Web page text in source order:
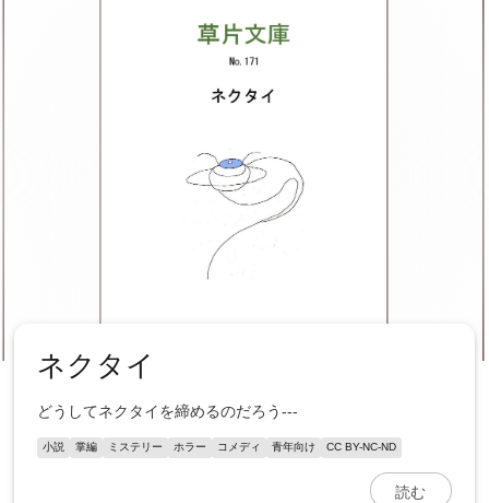
ネクタイ
どうしてネクタイを締めるのだろう---
小説 掌編 ミステリー ホラー コメディ 青年向け CC BY-NC-ND
読む